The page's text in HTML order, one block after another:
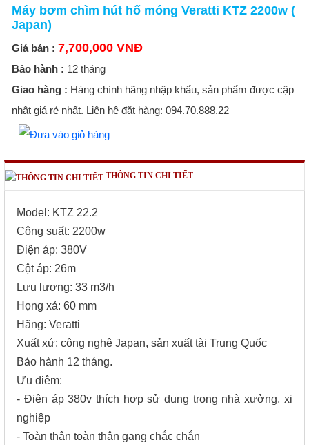
Máy bơm chìm hút hố móng Veratti KTZ 2200w (
Japan)
Giá bán : 7,700,000 VNĐ
Bảo hành : 12 tháng
Giao hàng : Hàng chính hãng nhập khẩu, sản phẩm được cập
nhật giá rẻ nhất. Liên hệ đặt hàng: 094.70.888.22
THÔNG TIN CHI TIẾT
Model: KTZ 22.2
Công suất: 2200w
Điện áp: 380V
Cột áp: 26m
Lưu lượng: 33 m3/h
Họng xả: 60 mm
Hãng: Veratti
Xuất xứ: công nghệ Japan, sản xuất tài Trung Quốc
Bảo hành 12 tháng.
Ưu điêm:
- Điện áp 380v thích hợp sử dụng trong nhà xưởng, xi
nghiệp
- Toàn thân toàn thân gang chắc chắn